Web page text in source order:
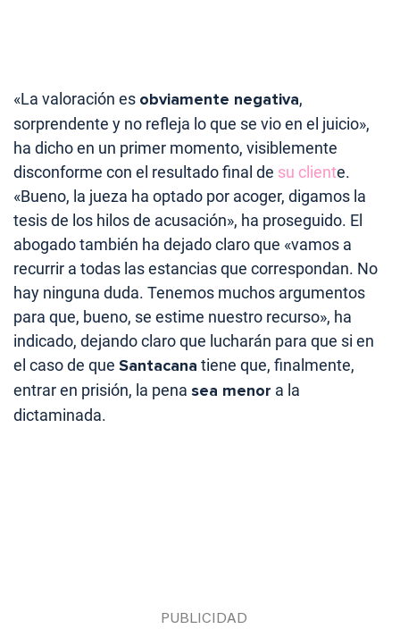
«La valoración es obviamente negativa,
sorprendente y no refleja lo que se vio en el juicio»,
ha dicho en un primer momento, visiblemente
disconforme con el resultado final de su cliente.
«Bueno, la jueza ha optado por acoger, digamos la
tesis de los hilos de acusación», ha proseguido. El
abogado también ha dejado claro que «vamos a
recurrir a todas las estancias que correspondan. No
hay ninguna duda. Tenemos muchos argumentos
para que, bueno, se estime nuestro recurso», ha
indicado, dejando claro que lucharán para que si en
el caso de que Santacana tiene que, finalmente,
entrar en prisión, la pena sea menor a la
dictaminada.